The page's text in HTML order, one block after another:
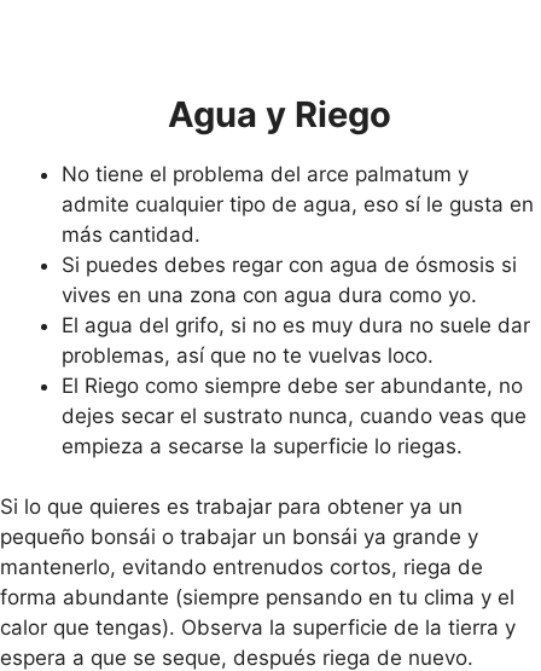
Agua y Riego
No tiene el problema del arce palmatum y
admite cualquier tipo de agua, eso sí le gusta en
más cantidad.
Si puedes debes regar con agua de ósmosis si
vives en una zona con agua dura como yo.
El agua del grifo, si no es muy dura no suele dar
problemas, así que no te vuelvas loco.
El Riego como siempre debe ser abundante, no
dejes secar el sustrato nunca, cuando veas que
empieza a secarse la superficie lo riegas.
Si lo que quieres es trabajar para obtener ya un
pequeño bonsái o trabajar un bonsái ya grande y
mantenerlo, evitando entrenudos cortos, riega de
forma abundante (siempre pensando en tu clima y el
calor que tengas). Observa la superficie de la tierra y
espera a que se seque, después riega de nuevo.